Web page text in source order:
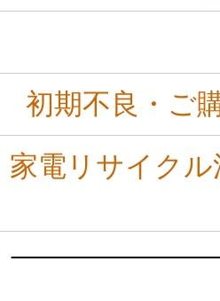
初期不良・ご
家電リサイク